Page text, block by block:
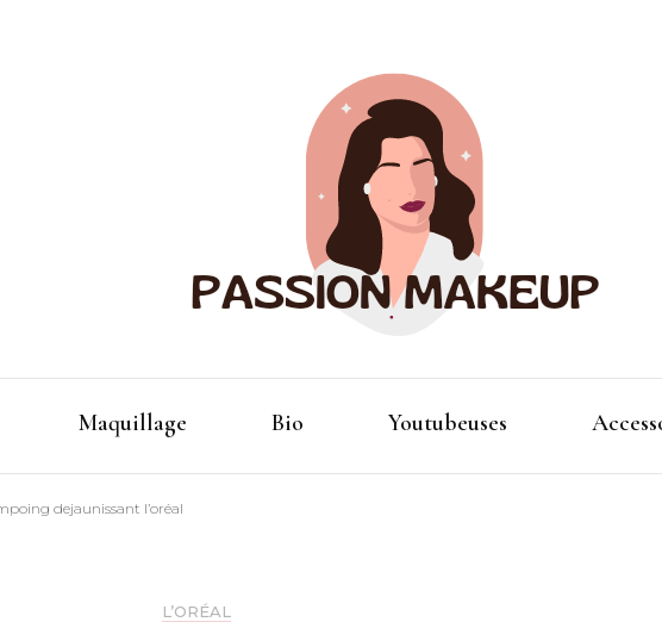
Maquillage Bio Youtubeuses
dejaunissant l’oréal
L’ORÉAL